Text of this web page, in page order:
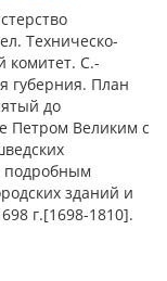
Техническо-
комитет. С.-
губерния. План
до
Петром Великим с
подробным
зданий и
г.[1698-1810].